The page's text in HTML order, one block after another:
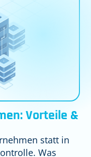
Vorteile &
statt in
Was